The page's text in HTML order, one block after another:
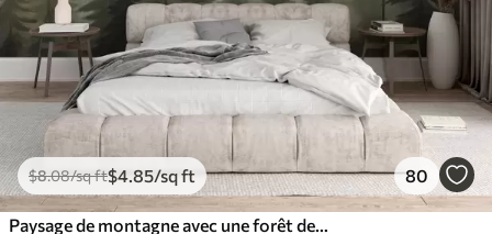
$8.08/sq ft$4 .85/sq ft 80